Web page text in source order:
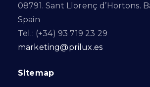
08791. Sant Llorenç d’Hortons.
Spain
Tel.: (+34) 93 719 23 29
marketing@prilux.es
Sitemap